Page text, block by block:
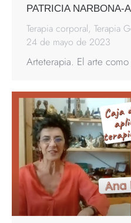
PATRICIA NARBONA-
Terapia corporal, Terapia
24 de mayo de 2023
Arteterapia. El arte